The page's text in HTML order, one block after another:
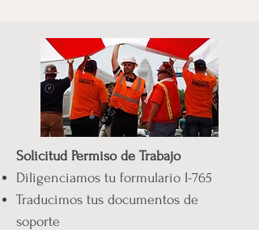
Solicitud Permiso de Trabajo
Diligenciamos tu formulario I-765
Traducimos tus documentos de
soporte